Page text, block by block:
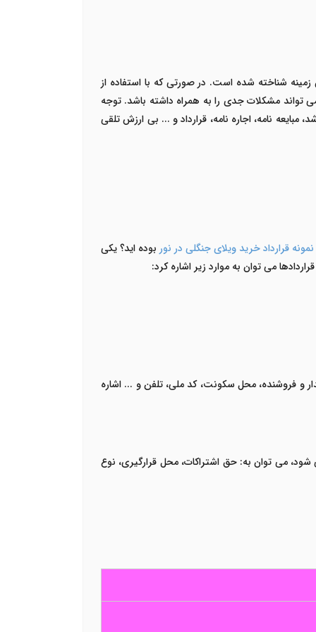
زمینه شناخته شده است. در صورتی که با استفاده از
تواند مشکلات جدی را به همراه داشته باشد. توجه
مبایعه نامه، اجاره نامه، قرارداد و ... بی ارزش تلقی
نمونه قرارداد خرید ویلای جنگلی در نور بوده اید؟ یکی
می توان به موارد زیر اشاره کرد:
و فروشنده، محل سکونت، کد ملی، تلفن و ... اشاره
شود، می توان به: حق اشتراکات، محل قرارگیری، نوع